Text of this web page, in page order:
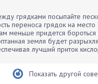
грядками посыпайте
переноса грядок на место
меньше придется бороться
земля будет
лучший приток
Показать другой